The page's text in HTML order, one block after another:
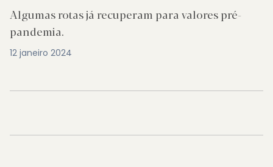
Algumas rotas já recuperam para valores pré-
pandemia.
12 janeiro 2024